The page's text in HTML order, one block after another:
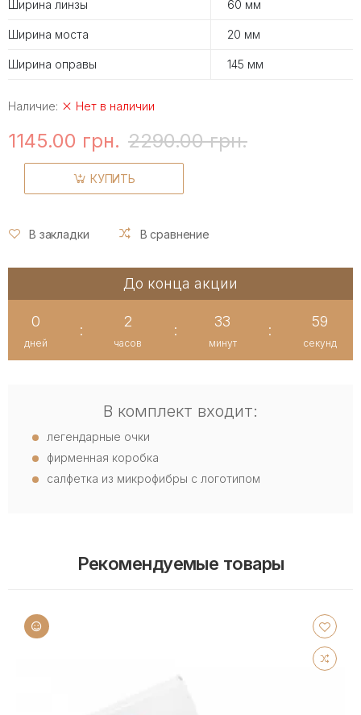
Ширина линзы 60 мм
Ширина моста 20 мм
Ширина оправы 145 мм
Наличие: Нет в наличии
1145.00 грн. 2290.00 грн.
КУПИТЬ
В закладки В сравнение
До конца акции
0
дней
:
2
часов
:
33
минут
:
58
секунд
В комплект входит:
легендарные очки
фирменная коробка
салфетка из микрофибры с логотипом
Рекомендуемые товары